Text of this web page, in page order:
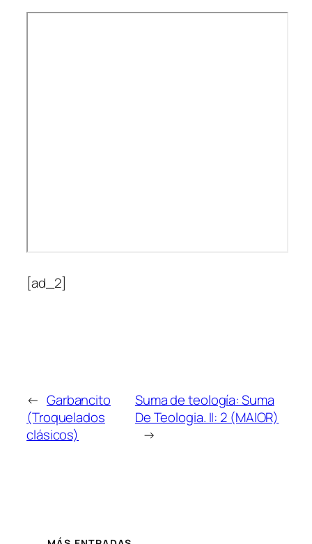
[ad_2]
← Garbancito
(Troquelados
clásicos)
Suma de teología: Suma
De Teologia. II: 2 (MAIOR)
→